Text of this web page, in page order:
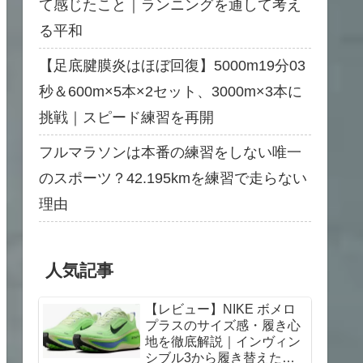
て感じたこと｜ランニングを通して考え
る平和
【足底腱膜炎はほぼ回復】5000m19分03
秒＆600m×5本×2セット、3000m×3本に
挑戦｜スピード練習を再開
フルマラソンは本番の練習をしない唯一
のスポーツ？42.195kmを練習で走らない
理由
人気記事
【レビュー】NIKE ボメロ
プラスのサイズ感・履き心
地を徹底解説｜インヴィン
シブル3から履き替えた感